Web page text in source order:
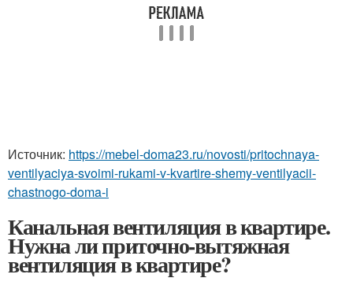
Источник: https://mebel-doma23.ru/novosti/pritochnaya-
ventilyaciya-svoimi-rukami-v-kvartire-shemy-ventilyacii-
chastnogo-doma-i
Канальная вентиляция в квартире.
Нужна ли приточно-вытяжная
вентиляция в квартире?